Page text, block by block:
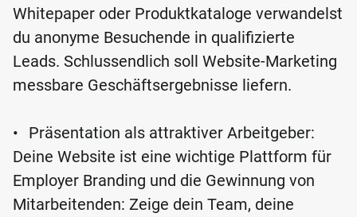
Whitepaper oder Produktkataloge verwandelst
du anonyme Besuchende in qualifizierte
Leads. Schlussendlich soll Website-Marketing
messbare Geschäftsergebnisse liefern.
•
Präsentation als attraktiver Arbeitgeber:
Deine Website ist eine wichtige Plattform für
Employer Branding und die Gewinnung von
Mitarbeitenden: Zeige dein Team, deine